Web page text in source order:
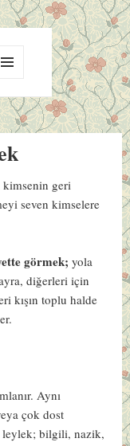
VE
geri
seven kimselere
görmek; yola
diğerleri için
kışın toplu halde
Aynı
çok dost
leylek; bilgili, nazik,